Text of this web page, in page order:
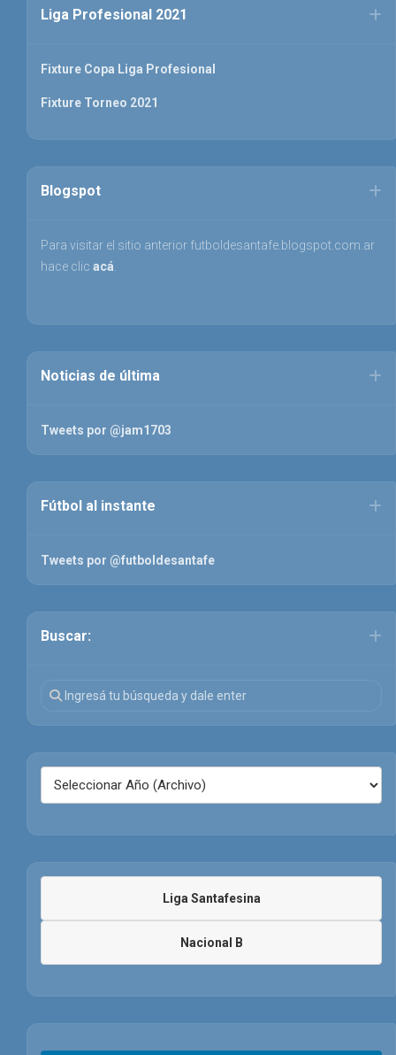
Liga Profesional 2021
Fixture Copa Liga Profesional
Fixture Torneo 2021
Blogspot
Para visitar el sitio anterior futboldesantafe.blogspot.com.ar
hace clic acá
Noticias de última
Tweets por @jam1703
Fútbol al instante
Tweets por @futboldesantafe
Buscar:
Liga Santafesina
Nacional B